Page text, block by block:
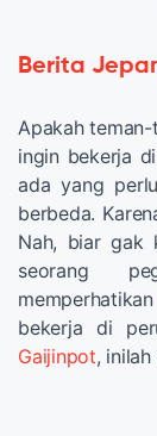
Berita
Apakah
ingin bekerja
ada yang
berbeda.
Nah, biar gak
seorang
bekerja di
Gaijinpot,